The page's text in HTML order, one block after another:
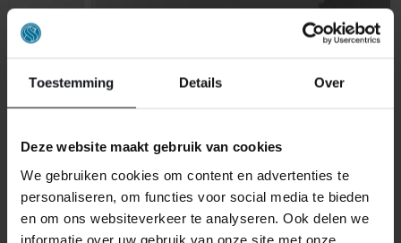
Toestemming Details Over
Deze website maakt gebruik van cookies
We gebruiken cookies om content en advertenties te
personaliseren, om functies voor social media te bieden
en om ons websiteverkeer te analyseren. Ook delen we
informatie over uw gebruik van onze site met onze